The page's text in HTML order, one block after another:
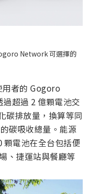
Network 可選擇的
者的 Gogoro
超過 2 億顆電池交
碳排放量，換算等同
碳吸收總量。能源
顆電池在全台包括便
、捷運站與餐廳等